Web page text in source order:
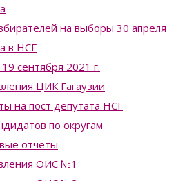
на выборы 30 апреля
в НСГ
сентября 2021 г.
ЦИК Гагаузии
на пост депутата НСГ
по округам
отчеты
ОИС №1